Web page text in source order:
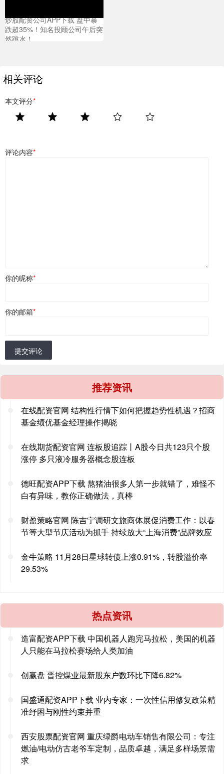
炒股配资公司APP下载 盘中暴
跌超35%！知名投顾公司午后突
然跳水！
相关评论
本文评分*
评论内容*
你的昵称*
你的邮箱*
提交评论
推荐资讯
在线配资官网 结构性行情下如何把握趋势性机遇？招商
基金绩优基金经理操作揭晓
在线期货配资官网 连板股追踪丨A股今日共123只个股
涨停 多只液冷服务器概念股连板
德旺配资APP下载 熬猪油很多人第一步就错了，难怪不
白有异味，教你正确做法，真棒
财盈策略官网 陈吉宁调研文旅商体展促消费工作：以春
节等大型节庆活动为抓手 持续放大“上海消费”品牌效应
金牛策略 11月28日星球转债上涨0.91%，转股溢价率
29.53%
热点资讯
造富配资APP下载 中国机器人跑完马拉松，美国的机器
人只能在马拉松赛场给人类加油
创赢盘 晋控煤业最新股东户数环比下降6.82%
国盛通配资APP下载 业内专家：一次性信用修复政策精
准纾困与刚性约束并重
西安股票配资官网 重庆绿爵电动车销售有限公司：专注
燃油/电动仿古老爷车定制，品质卓越，满足多样场景需
求